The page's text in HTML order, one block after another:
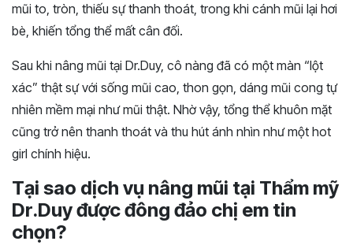
mũi to, tròn, thiếu sự thanh thoát, trong khi cánh mũi lại hơi
bè, khiến tổng thể mất cân đối.
Sau khi nâng mũi tại Dr.Duy, cô nàng đã có một màn “lột
xác” thật sự với sống mũi cao, thon gọn, dáng mũi cong tự
nhiên mềm mại như mũi thật. Nhờ vậy, tổng thể khuôn mặt
cũng trở nên thanh thoát và thu hút ánh nhìn như một hot
girl chính hiệu.
Tại sao dịch vụ nâng mũi tại Thẩm mỹ
Dr.Duy được đông đảo chị em tin
chọn?